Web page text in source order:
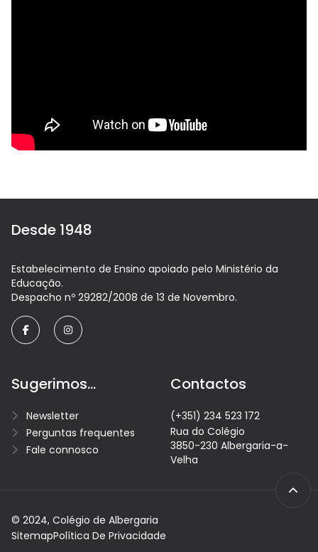
Desde 1948
Estabelecimento de Ensino apoiado pelo Ministério da
Educação.
Despacho nº 29282/2008 de 13 de Novembro.
facebookinstagram
Sugerimos...
Newsletter
Perguntas frequentes
Fale connosco
Contactos
(+351) 234 523 172
Rua do Colégio
3850-230 Albergaria-a-
Velha
© 2024, Colégio de Albergaria
SitemapPolítica De Privacidade